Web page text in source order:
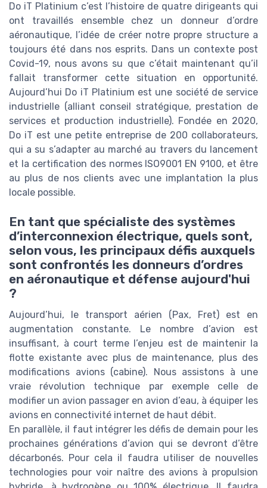
Do iT Platinium c’est l’histoire de quatre dirigeants qui
ont travaillés ensemble chez un donneur d’ordre
aéronautique, l’idée de créer notre propre structure a
toujours été dans nos esprits. Dans un contexte post
Covid-19, nous avons su que c’était maintenant qu’il
fallait transformer cette situation en opportunité.
Aujourd’hui Do iT Platinium est une société de service
industrielle (alliant conseil stratégique, prestation de
services et production industrielle). Fondée en 2020,
Do iT est une petite entreprise de 200 collaborateurs,
qui a su s’adapter au marché au travers du lancement
et la certification des normes ISO9001 EN 9100, et être
au plus de nos clients avec une implantation la plus
locale possible.
En tant que spécialiste des systèmes
d’interconnexion électrique, quels sont,
selon vous, les principaux défis auxquels
sont confrontés les donneurs d’ordres
en aéronautique et défense aujourd'hui
?
Aujourd’hui, le transport aérien (Pax, Fret) est en
augmentation constante. Le nombre d’avion est
insuffisant, à court terme l’enjeu est de maintenir la
flotte existante avec plus de maintenance, plus des
modifications avions (cabine). Nous assistons à une
vraie révolution technique par exemple celle de
modifier un avion passager en avion d’eau, à équiper les
avions en connectivité internet de haut débit.
En parallèle, il faut intégrer les défis de demain pour les
prochaines générations d’avion qui se devront d’être
décarbonés. Pour cela il faudra utiliser de nouvelles
technologies pour voir naître des avions à propulsion